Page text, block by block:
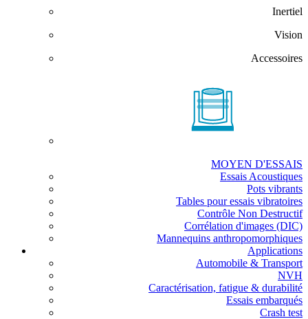
Inertiel
Vision
Accessoires
MOYEN D'ESSAIS
Essais Acoustiques
Pots vibrants
Tables pour essais vibratoires
Contrôle Non Destructif
Corrélation d'images (DIC)
Mannequins anthropomorphiques
Applications
Automobile & Transport
NVH
Caractérisation, fatigue & durabilité
Essais embarqués
Crash test